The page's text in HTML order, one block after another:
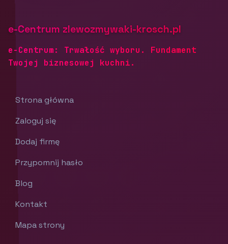
e-Centrum zlewozmywaki-krosch.pl
e-Centrum: Trwałość wyboru. Fundament
Twojej biznesowej kuchni.
Strona główna
Zaloguj się
Dodaj firmę
Przypomnij hasło
Blog
Kontakt
Mapa strony